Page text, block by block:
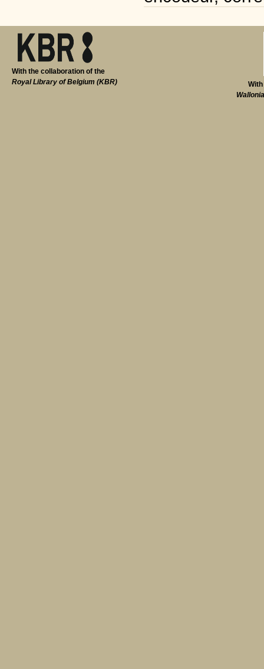
With the collaboration of the
Royal Library of Belgium (KBR)